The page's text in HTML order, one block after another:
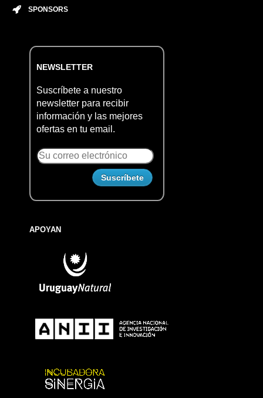
SPONSORS
NEWSLETTER
Suscríbete a nuestro
newsletter para recibir
información y las mejores
ofertas en tu email.
APOYAN